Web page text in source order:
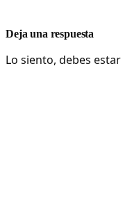
Deja una respuesta
Lo siento, debes estar